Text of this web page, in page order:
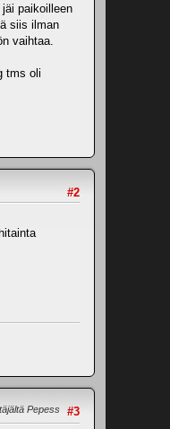
paikoilleen
siis ilman
vaihtaa.
tms oli
#2
#3
Pepess